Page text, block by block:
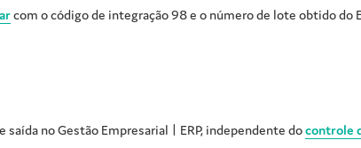
com o código de integração 98 e o número de lote obtido do
saída noGestão Empresarial | ERP, independente docontrole